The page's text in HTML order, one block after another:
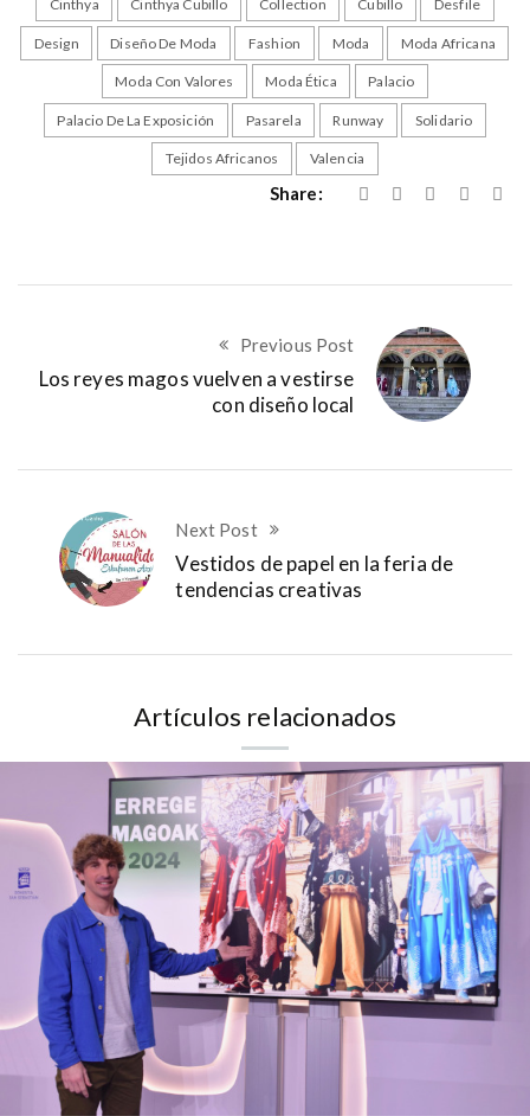
Cinthya Cinthya Cubillo Collection Cubillo Desfile
Design Diseño De Moda Fashion Moda Moda Africana
Moda Con Valores Moda Ética Palacio
Palacio De La Exposición Pasarela Runway Solidario
Tejidos Africanos Valencia
Share:
Previous Post
Los reyes magos vuelven a vestirse
con diseño local
Next Post
Vestidos de papel en la feria de
tendencias creativas
Artículos relacionados